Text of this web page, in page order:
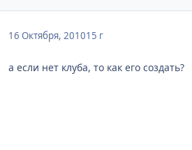
16 Октября, 201015 г
а если нет клуба, то как его создать?